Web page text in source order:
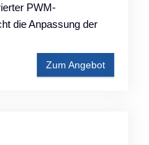
PWM-
die Anpassung der
Zum Angebot